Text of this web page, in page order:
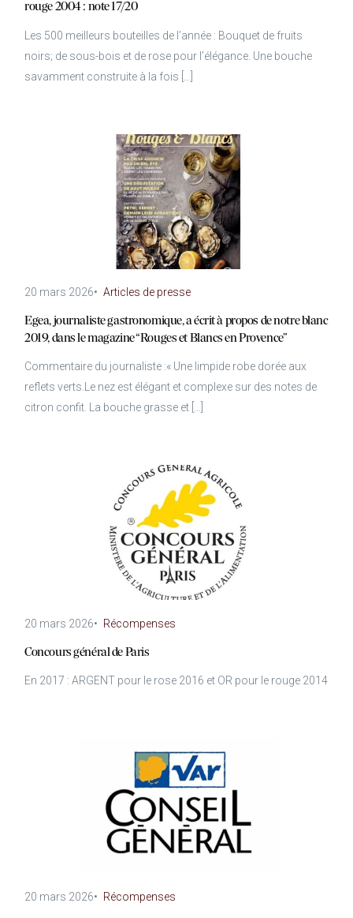
rouge 2004 : note 17/20
Les 500 meilleurs bouteilles de l’année : Bouquet de fruits
noirs; de sous-bois et de rose pour l’élégance. Une bouche
savamment construite à la fois […]
20 mars 2026• Articles de presse
Egea, journaliste gastronomique, a écrit à propos de notre blanc
2019, dans le magazine “Rouges et Blancs en Provence”
Commentaire du journaliste :« Une limpide robe dorée aux
reflets verts.Le nez est élégant et complexe sur des notes de
citron confit. La bouche grasse et […]
20 mars 2026• Récompenses
Concours général de Paris
En 2017 : ARGENT pour le rose 2016 et OR pour le rouge 2014
20 mars 2026• Récompenses